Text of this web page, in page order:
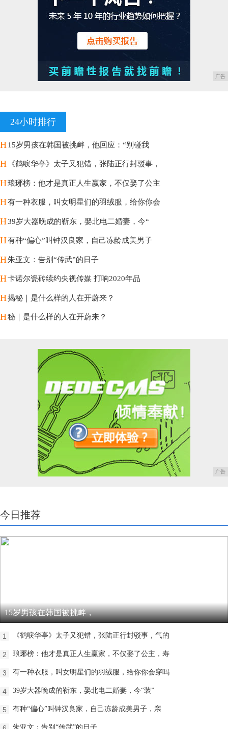
广告
24小时排行
H15岁男孩在韩国被挑衅，他回应：“别碰我
H 《鹤唳华亭》太子又犯错，张陆正行封驳事，
H琅琊榜：他才是真正人生赢家，不仅娶了公主
H有一种衣服，叫女明星们的羽绒服，给你你会
H39岁大器晚成的靳东，娶北电二婚妻，今“
H有种“偏心”叫钟汉良家，自己冻龄成美男子
H朱亚文：告别“传武”的日子
H卡诺尔瓷砖续约央视传媒 打响2020年品
H揭秘｜是什么样的人在开蔚来？
H秘｜是什么样的人在开蔚来？
广告
今日推荐
15岁男孩在韩国被挑衅，
1 《鹤唳华亭》太子又犯错，张陆正行封驳事，气的
2 琅琊榜：他才是真正人生赢家，不仅娶了公主，寿
3 有一种衣服，叫女明星们的羽绒服，给你你会穿吗
4 39岁大器晚成的靳东，娶北电二婚妻，今“装”
5 有种“偏心”叫钟汉良家，自己冻龄成美男子，亲
朱亚文：告别“传武”的日子